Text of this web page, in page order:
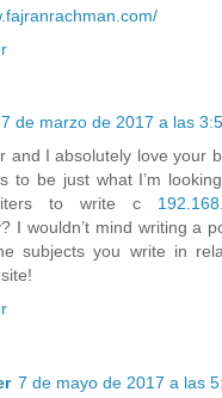
de marzo de 2017 a las
and I absolutely love your
to be just what I’m
to write c
I wouldn’t mind writing a
subjects you write in
7 de mayo de 2017 a las